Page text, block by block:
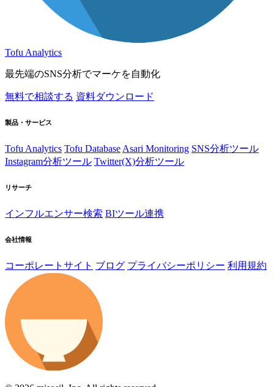
Tofu Analytics
最先端のSNS分析でマーケを自動化
無料で相談する 資料ダウンロード
製品・サービス
Tofu Analytics Tofu Database Asari Monitoring SNS分析ツール
Instagram分析ツール Twitter(X)分析ツール
リサーチ
インフルエンサー検索 BIツール連携
会社情報
コーポレートサイト ブログ プライバシーポリシー 利用規約